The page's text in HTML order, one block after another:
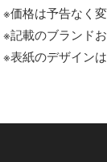
※価格は予告なく
※記載のブランド
※表紙のデザイン